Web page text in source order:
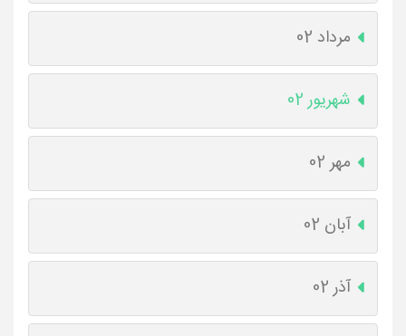
مرداد 02
شهریور 02
مهر 02
آبان 02
آذر 02